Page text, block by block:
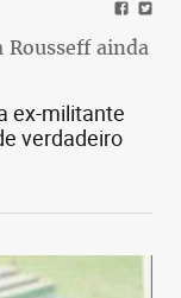
ainda
ex-militante
verdadeiro